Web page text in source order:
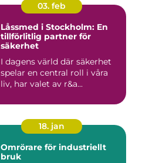
03. feb
Låssmed i Stockholm: En
tillförlitlig partner för
säkerhet
I dagens värld där säkerhet
spelar en central roll i våra
liv, har valet av r&a...
18. jan
Omrörare för industriellt
bruk